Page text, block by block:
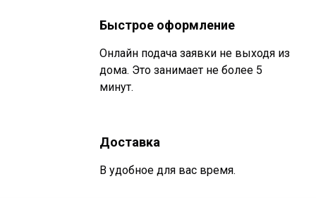
Быстрое оформление
Онлайн подача заявки не выходя из
дома. Это занимает не более 5
минут.
Доставка
В удобное для вас время.